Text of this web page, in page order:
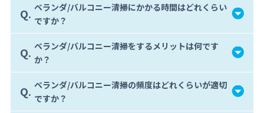
Q. ベランダ/バルコニー清掃にかかる時間はどれくらい
ですか？
Q. ベランダ/バルコニー清掃をするメリットは何です
か？
Q. ベランダ/バルコニー清掃の頻度はどれくらいが適切
ですか？